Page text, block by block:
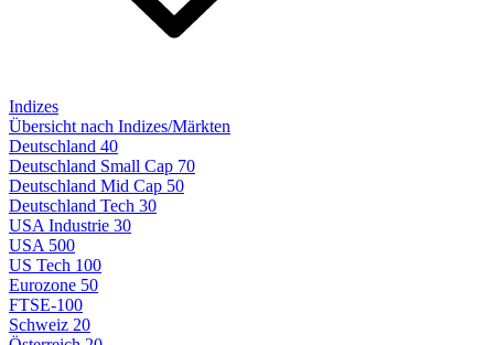
Indizes
Übersicht nach Indizes/Märkten
Deutschland 40
Deutschland Small Cap 70
Deutschland Mid Cap 50
Deutschland Tech 30
USA Industrie 30
USA 500
US Tech 100
Eurozone 50
FTSE-100
Schweiz 20